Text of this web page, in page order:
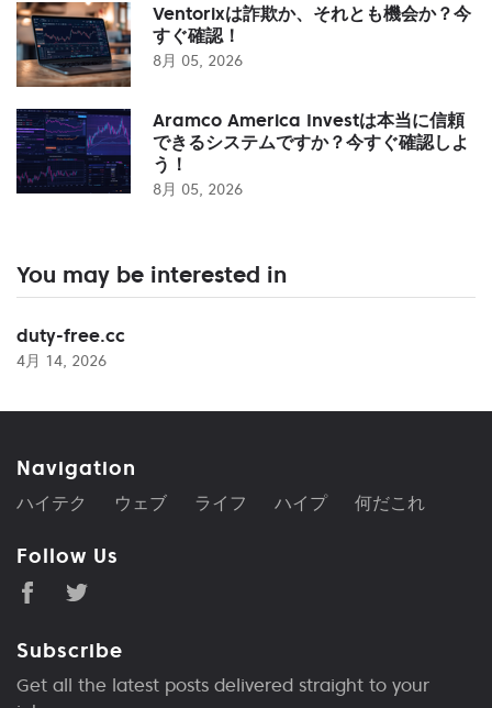
Ventorixは詐欺か、それとも機会か？今
すぐ確認！
8月 05, 2026
Aramco America Investは本当に信頼
できるシステムですか？今すぐ確認しよ
う！
8月 05, 2026
You may be interested in
duty-free.cc
4月 14, 2026
Navigation
ハイテク ウェブ ライフ ハイプ 何だこれ
Follow Us
Subscribe
Get all the latest posts delivered straight to your